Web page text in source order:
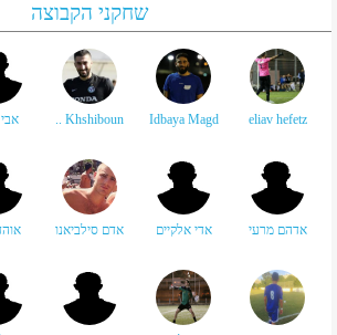
שחקני הקבוצה
eliav hefetz
Idbaya Magd
Khshiboun ..
אדהם מרעי אדי אלקיים אדם סילביאנו